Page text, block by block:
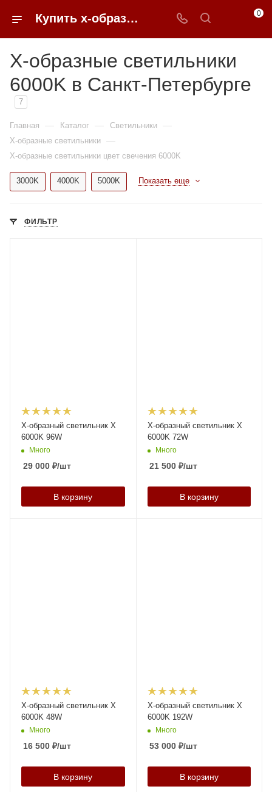
Купить x-образные светильники 6000K недорого в Санкт-Петербурге | 0FFER 0
X-образные светильники
6000K в Санкт-Петербурге
7
Главная — Каталог — Светильники —
X-образные светильники —
X-образные светильники цвет свечения 6000K
3000K 4000K 5000K Показать еще
ФИЛЬТР
X-образный светильник X
6000K 96W
Много
29 000 ₽/шт
В корзину
X-образный светильник X
6000K 72W
Много
21 500₽/шт
В корзину
X-образный светильник X
6000K 48W
Много
16 500 ₽/шт
В корзину
X-образный светильник X
6000K 192W
Много
53 000₽/шт
В корзину